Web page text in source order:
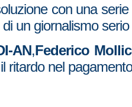
con una
un giornalismo serio
AN,Federico
nel